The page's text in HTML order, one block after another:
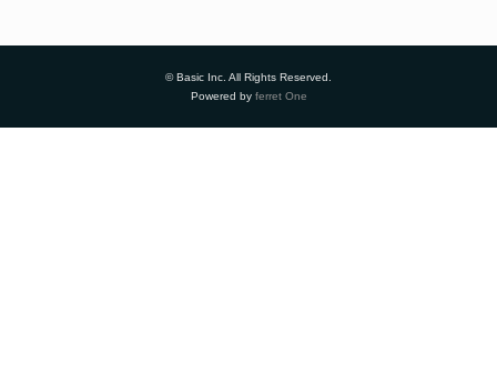
© Basic Inc. All Rights Reserved.
Powered by ferret One